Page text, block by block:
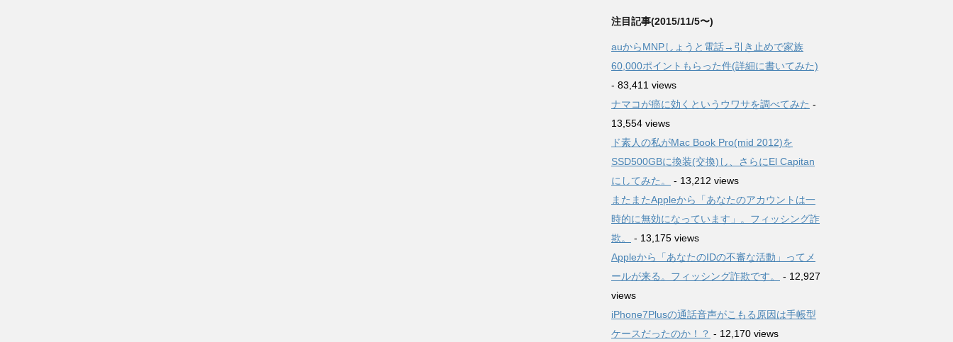
注目記事(2015/11/5〜)
auからMNPしょうと電話→引き止めで家族
60,000ポイントもらった件(詳細に書いてみた)
- 83,411 views
ナマコが癌に効くというウワサを調べてみた -
13,554 views
ド素人の私がMac Book Pro(mid 2012)を
SSD500GBに換装(交換)し、さらにEl Capitan
にしてみた。
- 13,212 views
またまたAppleから「あなたのアカウントは一
時的に無効になっています」。フィッシング詐
欺。
- 13,175 views
Appleから「あなたのIDの不審な活動」ってメ
ールが来る。フィッシング詐欺です。
- 12,927
views
iPhone7Plusの通話音声がこもる原因は手帳型
ケースだったのか！？ - 12,170 views